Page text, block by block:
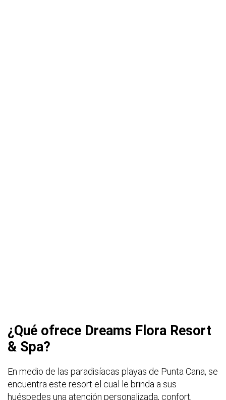
¿Qué ofrece Dreams Flora Resort
& Spa?
En medio de las paradisíacas playas de Punta Cana, se
encuentra este resort el cual le brinda a sus
huéspedes una atención personalizada, confort,